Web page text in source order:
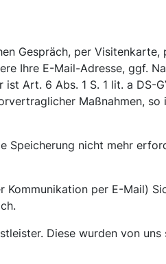
Gespräch, per
Ihre E-Mail-Adresse, ggf.
Art. 6 Abs. 1 S. 1 lit. a DS-
Maßnahmen,
Speicherung nicht mehr
per E-Mail)
Diese wurden von